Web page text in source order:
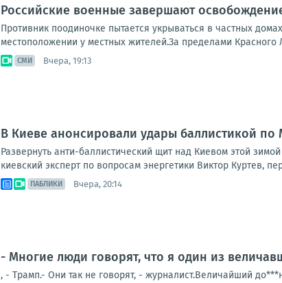
Российские военные завершают
Противник поодиночке пытается укрываться в частных
местоположении у местных жителей.За пределами
СМИ Вчера, 19:13
В Киеве анонсировали удары баллистикой по
Развернуть анти-баллистический щит над Киевом этой
киевский эксперт по вопросам энергетики Виктор Куртев,
ПАБЛИКИ Вчера, 20:14
- Многие люди говорят, что я один из
, - Трамп.- Они так не говорят, - журналист.Величайший